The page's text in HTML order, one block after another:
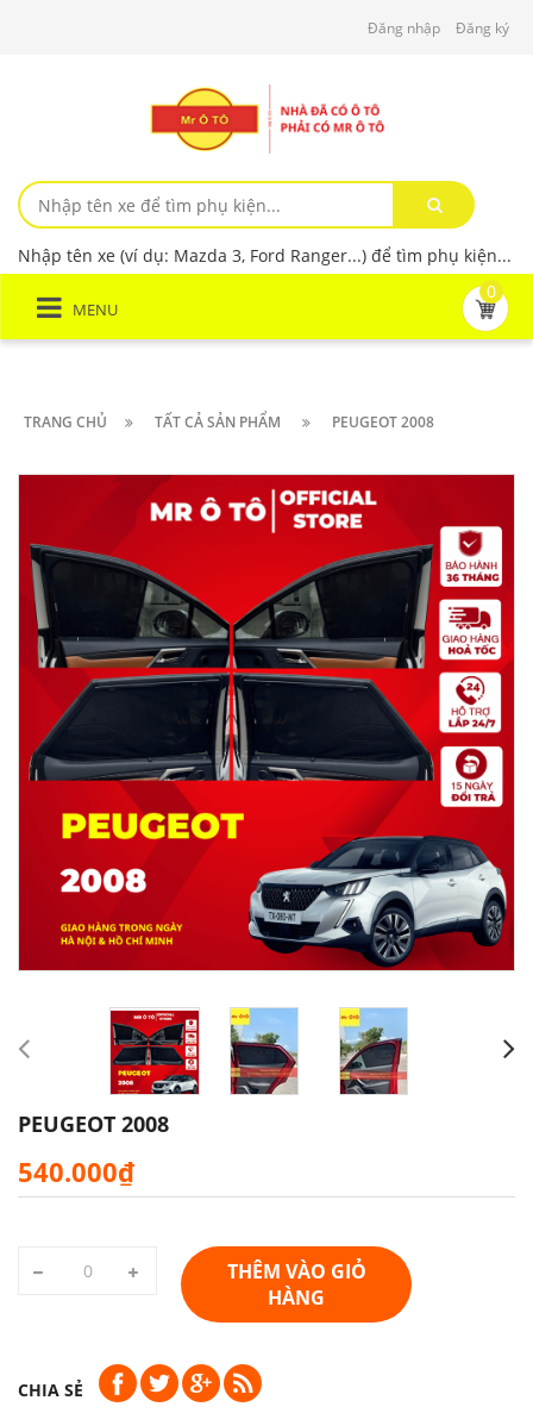
Đăng nhập Đăng ký
Nhập tên xe (ví dụ: Mazda 3, Ford Ranger...) để tìm phụ kiện...
MENU
0
TRANG CHỦ TẤT CẢ SẢN PHẨM PEUGEOT 2008
PEUGEOT 2008
540.000₫
THÊM VÀO GIỎ
HÀNG
CHIA SẺ